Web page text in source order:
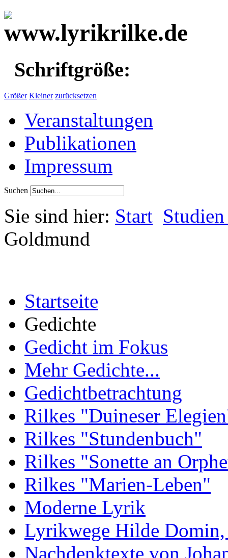
Schriftgröße:
Größer Kleiner zurücksetzen
Veranstaltungen
Publikationen
Impressum
Suchen
Sie sind hier: Start
Goldmund
Startseite
Gedichte
Gedicht im Fokus
Mehr Gedichte...
Gedichtbetrachtung
Rilkes "Duineser
Rilkes "Stundenbuch"
Rilkes "Sonette an
Rilkes "Marien-Leben"
Moderne Lyrik
Lyrikwege Hilde
Nachdenktexte von